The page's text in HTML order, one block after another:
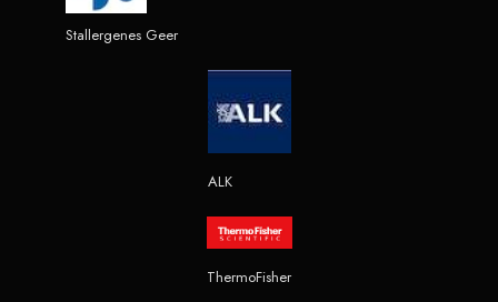
Stallergenes Geer
ALK
ThermoFisher